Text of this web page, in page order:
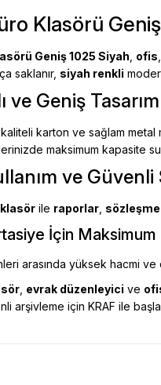
Klasörü
Geniş 1025 Siyah ofis
saklanır, siyah renkli
ve Geniş Tasarım
, kaliteli karton ve sağlam metal
maksimum kapasite
ve Güvenli
ile raporlar
İçin
arasında yüksek hacmi ve
evrak düzenleyici ve
arşivleme için KRAF ile